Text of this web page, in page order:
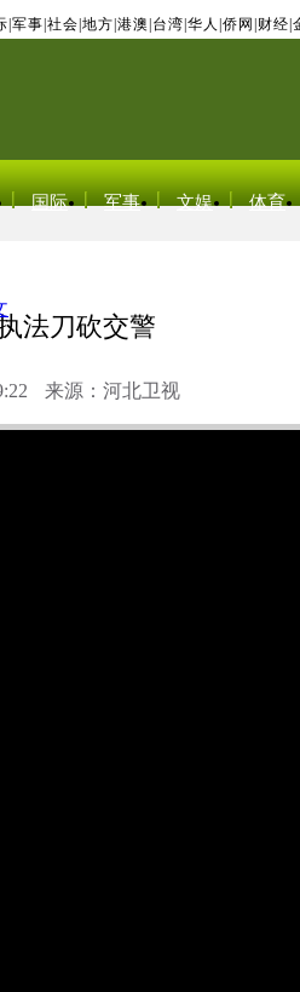
军事 社会 地方 港澳 台湾 华人 侨网 财经
国际 军事 文娱 体育
法刀砍交警
来源：河北卫视